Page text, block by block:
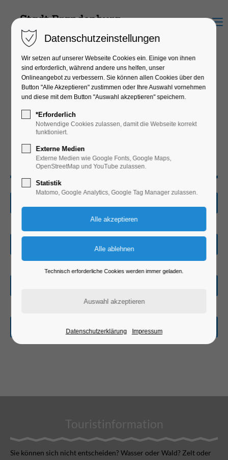
Menu
Touristinformation
Sie können sich nicht ent­scheiden? Wasser oder Wald? Zelt oder
Datenschutzeinstellungen
Wir setzen auf unserer Webseite Cookies ein. Einige von ihnen
sind erforderlich, während andere uns helfen, unser
Onlineangebot zu verbessern. Sie können allen Cookies über den
Button "Alle Akzeptieren" zustimmen oder Ihre Auswahl vornehmen
und diese mit dem Button "Auswahl akzeptieren" speichern.
*Erforderlich
Notwendige Cookies zulassen, damit die Webseite korrekt
funktioniert.
Externe Medien
Externe Medien wie Google Fonts, Google Maps,
OpenStreetMap und YouTube zulassen.
Statistik
Matomo, Google Analytics, Google Tag Manager zulassen.
Technisch erforderliche Cookies werden immer geladen.
Datenschutzerklärung Impressum